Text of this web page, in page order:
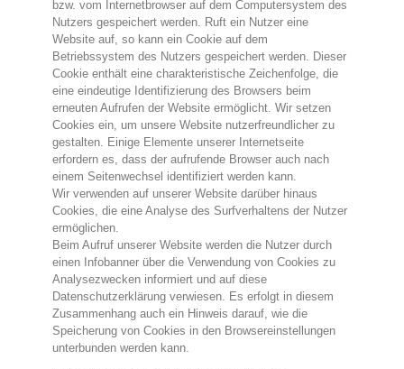
bzw. vom Internetbrowser auf dem Computersystem des
Nutzers gespeichert werden. Ruft ein Nutzer eine
Website auf, so kann ein Cookie auf dem
Betriebssystem des Nutzers gespeichert werden. Dieser
Cookie enthält eine charakteristische Zeichenfolge, die
eine eindeutige Identifizierung des Browsers beim
erneuten Aufrufen der Website ermöglicht. Wir setzen
Cookies ein, um unsere Website nutzerfreundlicher zu
gestalten. Einige Elemente unserer Internetseite
erfordern es, dass der aufrufende Browser auch nach
einem Seitenwechsel identifiziert werden kann.
Wir verwenden auf unserer Website darüber hinaus
Cookies, die eine Analyse des Surfverhaltens der Nutzer
ermöglichen.
Beim Aufruf unserer Website werden die Nutzer durch
einen Infobanner über die Verwendung von Cookies zu
Analysezwecken informiert und auf diese
Datenschutzerklärung verwiesen. Es erfolgt in diesem
Zusammenhang auch ein Hinweis darauf, wie die
Speicherung von Cookies in den Browsereinstellungen
unterbunden werden kann.